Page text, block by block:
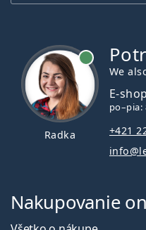
Radka
We
E-shop
po–pia:
+421
Nakupovanie